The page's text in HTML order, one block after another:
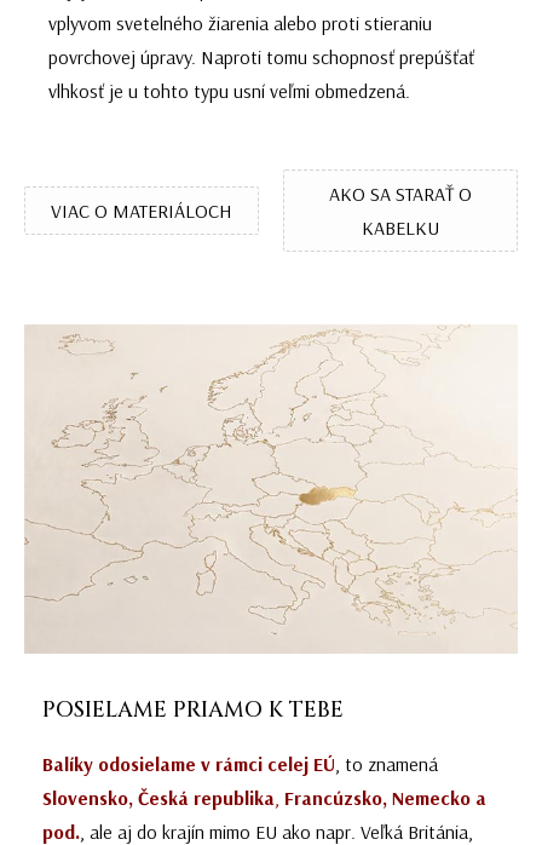
vplyvom svetelného žiarenia alebo proti stieraniu
povrchovej úpravy. Naproti tomu schopnosť prepúšťať
vlhkosť je u tohto typu usní veľmi obmedzená.
VIAC O MATERIÁLOCH
AKO SA STARAŤ O
KABELKU
POSIELAME PRIAMO K TEBE
Balíky odosielame v rámci celej EÚ , to znamená
Slovensko, Česká republika Francúzsko, Nemecko a
pod. , ale aj do krajín mimo EU ako napr. Veľká Británia,